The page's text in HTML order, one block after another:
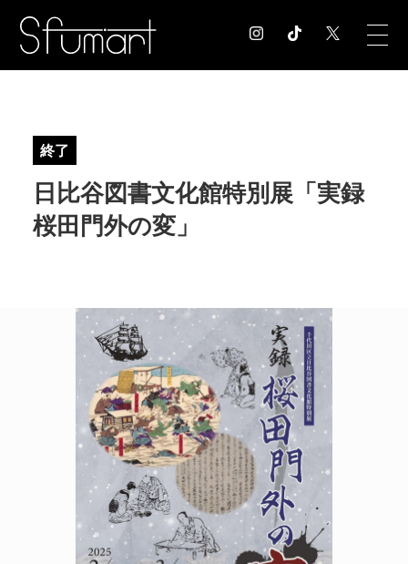
EXHIBITION 展覧会情報
MUSEUM
CONTACT お問合せ
POLICY COMPANY
終了
日比谷図書文化館特別展「実録
桜田門外の変」